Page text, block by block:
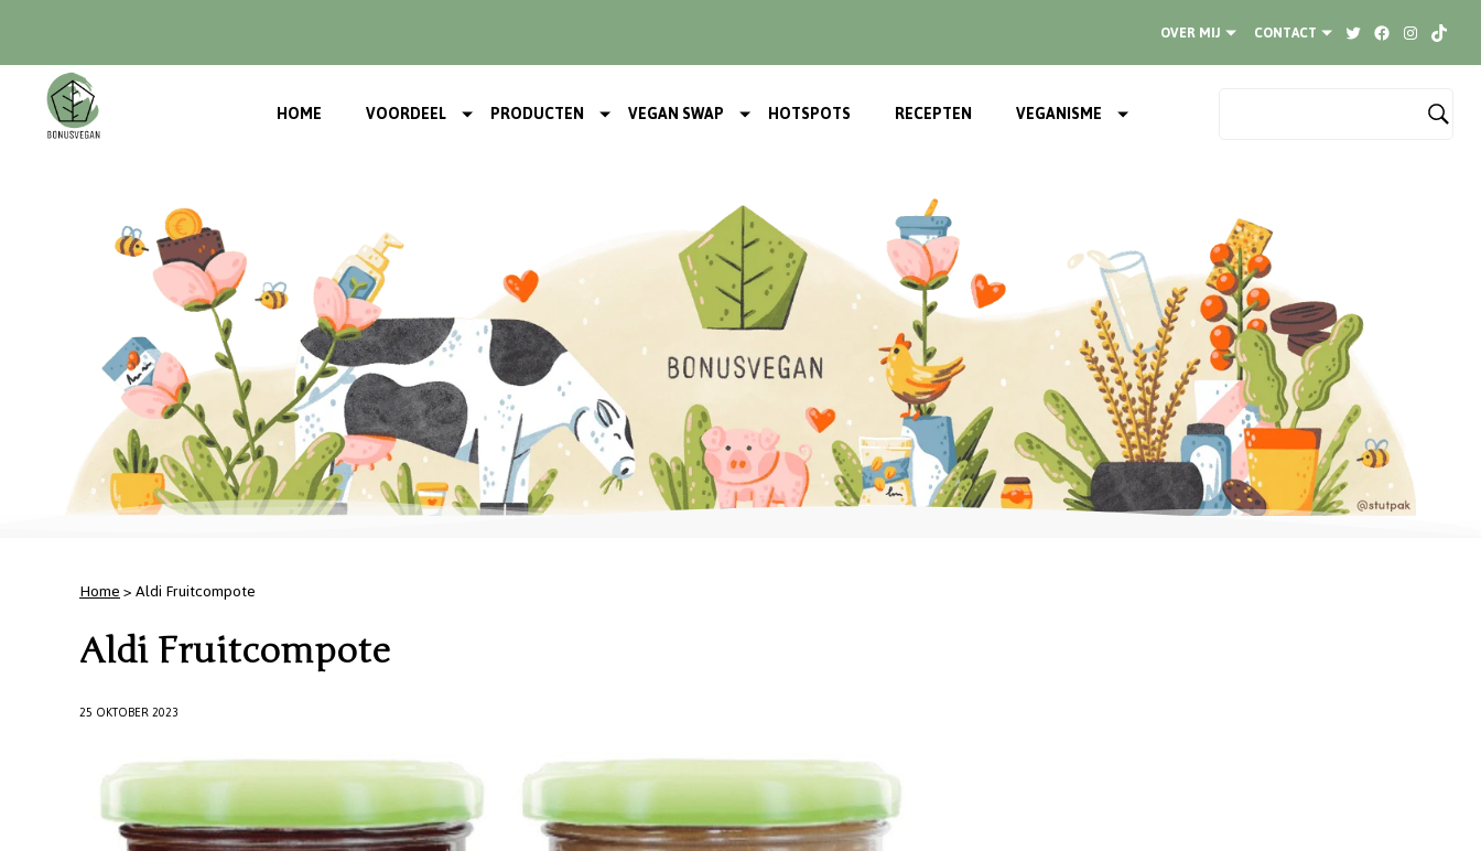
OVER MIJ CONTACT TwitterFacebook
Instagram
TikTok
HOME VOORDEEL PRODUCTEN VEGAN SWAP HOTSPOTS RECEPTEN VEGANISME
Home> Aldi Fruitcompote
Aldi Fruitcompote
25 OKTOBER 2023